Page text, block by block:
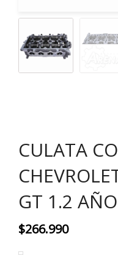
CULATA
GT 1.2
$266.990